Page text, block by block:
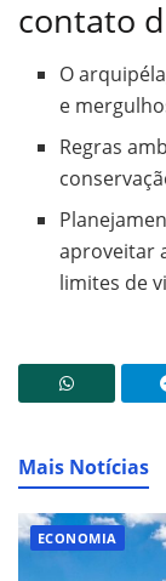
contato
O
e
Regras
aproveitar
limites de
Mais Notícias
ECONOMIA